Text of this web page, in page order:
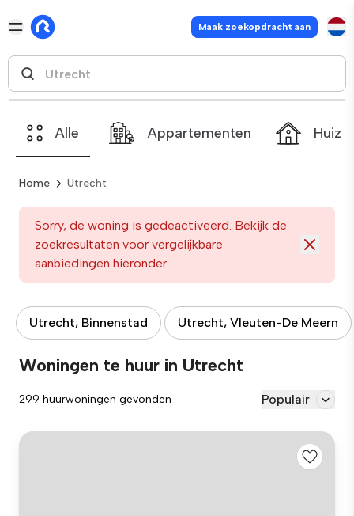
Maak zoekopdracht aan
Alle Appartementen
Home Utrecht
Sorry, de woning is gedeactiveerd. Bekijk de
zoekresultaten voor vergelijkbare
aanbiedingen hieronder
Utrecht, Binnenstad Utrecht, Vleuten-De Meern
Woningen te huur in Utrecht
299 huurwoningen gevonden Populair